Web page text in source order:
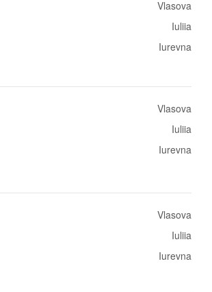
Vlasova
Iuliia
Iurevna
Vlasova
Iuliia
Iurevna
Vlasova
Iuliia
Iurevna